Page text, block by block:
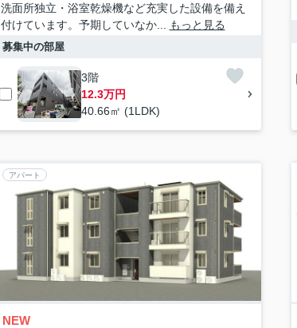
洗面所独立・浴室乾燥機など充実した設備を備え
付けています。予期していなか...
もっと見る
募集中の部屋
3階
12.3万円
40.66㎡ (1LDK)
アパート
NEW